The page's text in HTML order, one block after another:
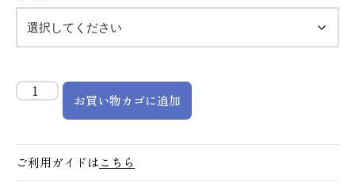
お買い物カゴに追加
ご利用ガイドはこちら